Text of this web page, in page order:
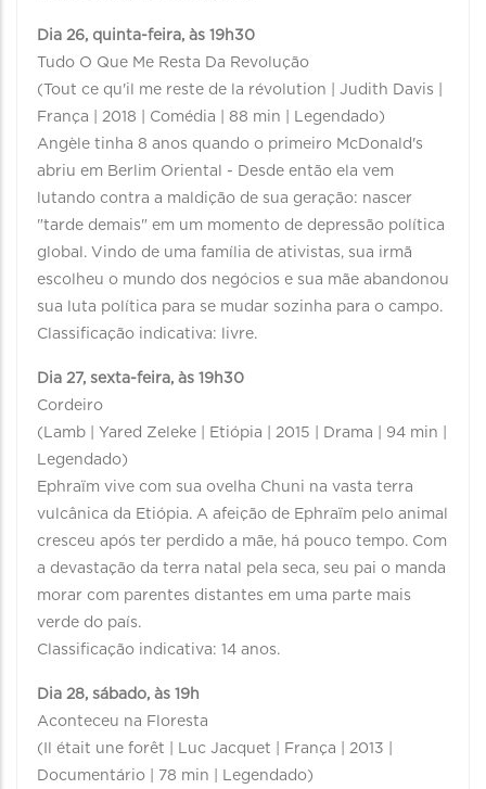
Dia 26, quinta-feira, às 19h30
Tudo O Que Me Resta Da Revolução
(Tout ce qu'il me reste de la révolution | Judith Davis |
França | 2018 | Comédia | 88 min | Legendado)
Angèle tinha 8 anos quando o primeiro McDonald's
abriu em Berlim Oriental - Desde então ela vem
lutando contra a maldição de sua geração: nascer
"tarde demais" em um momento de depressão política
global. Vindo de uma família de ativistas, sua irmã
escolheu o mundo dos negócios e sua mãe abandonou
sua luta política para se mudar sozinha para o campo.
Classificação indicativa: livre.
Dia 27, sexta-feira, às 19h30
Cordeiro
(Lamb | Yared Zeleke | Etiópia | 2015 | Drama | 94 min |
Legendado)
Ephraïm vive com sua ovelha Chuni na vasta terra
vulcânica da Etiópia. A afeição de Ephraïm pelo animal
cresceu após ter perdido a mãe, há pouco tempo. Com
a devastação da terra natal pela seca, seu pai o manda
morar com parentes distantes em uma parte mais
verde do país.
Classificação indicativa: 14 anos.
Dia 28, sábado, às 19h
Aconteceu na Floresta
(Il était une forêt | Luc Jacquet | França | 2013 |
Documentário | 78 min | Legendado)